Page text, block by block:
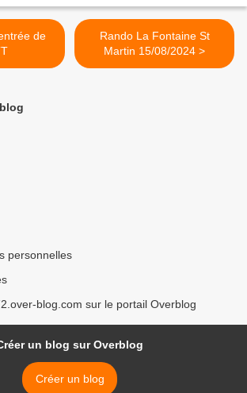
Rando La Fontaine St
Martin 15/08/2024 >
personnelles
blog.com sur le portail Overblog
un blog sur Overblog
Créer un blog